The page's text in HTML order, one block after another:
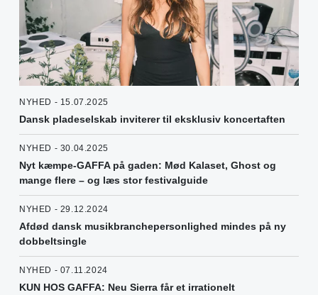
NYHED - 15.07.2025
Dansk pladeselskab inviterer til eksklusiv koncertaften
NYHED - 30.04.2025
Nyt kæmpe-GAFFA på gaden: Mød Kalaset, Ghost og
mange flere – og læs stor festivalguide
NYHED - 29.12.2024
Afdød dansk musikbranchepersonlighed mindes på ny
dobbeltsingle
NYHED - 07.11.2024
KUN HOS GAFFA: Neu Sierra får et irrationelt